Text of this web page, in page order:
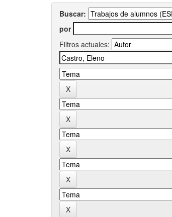
Buscar:
por
Filtros actuales: